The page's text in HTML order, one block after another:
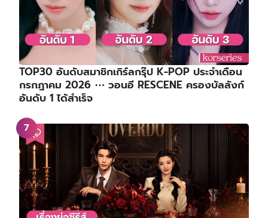
TOP30 อันดับสมาชิกเกิร์ลกรุ๊ป K-POP ประจำเดือน
กรกฎาคม 2026 ⋯ วอนอี RESCENE ครองบัลลังก์
อันดับ 1 ได้สำเร็จ